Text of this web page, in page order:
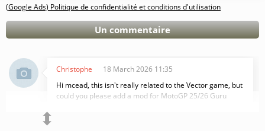
(Google Ads) Politique de confidentialité et conditions d'utilisation
Un commentaire
Christophe
18 March 2026 11:35
Hi mcead, this isn't really related to the Vector game, but
could you please add a mod for MotoGP 25/26 Guru
⬍